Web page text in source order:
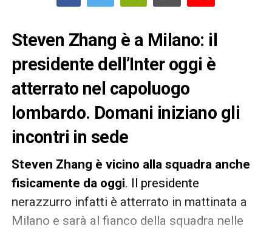
Steven Zhang è a Milano: il
presidente dell’Inter oggi è
atterrato nel capoluogo
lombardo. Domani iniziano gli
incontri in sede
Steven Zhang è vicino alla squadra anche
fisicamente da oggi. Il presidente
nerazzurro infatti è atterrato in mattinata a
Milano e sarà al fianco della squadra nelle